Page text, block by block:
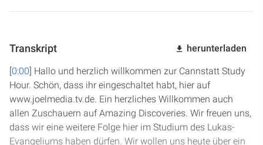
Transkript herunterladen
[0:00] Hallo und herzlich willkommen zur Cannstatt Study
Hour. Schön, dass ihr eingeschaltet habt, hier auf
www.joelmedia.tv.de. Ein herzliches Willkommen auch
allen Zuschauern auf Amazing Discoveries. Wir freuen uns,
dass wir eine weitere Folge hier im Studium des Lukas-
Evangeliums haben dürfen. Wir wollen uns heute über ein